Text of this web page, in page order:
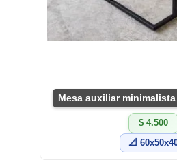
$ 4.500
📐